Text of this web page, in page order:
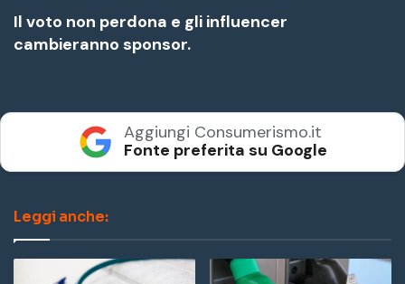
Il voto non perdona e gli influencer
cambieranno sponsor.
Aggiungi Consumerismo.it
Fonte preferita su Google
Leggi anche: